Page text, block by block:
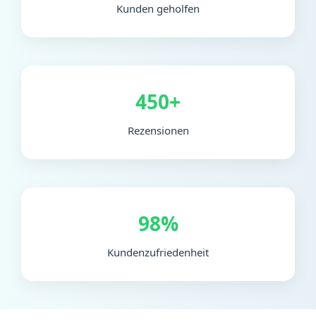
Kunden geholfen
450+
Rezensionen
98%
Kundenzufriedenheit